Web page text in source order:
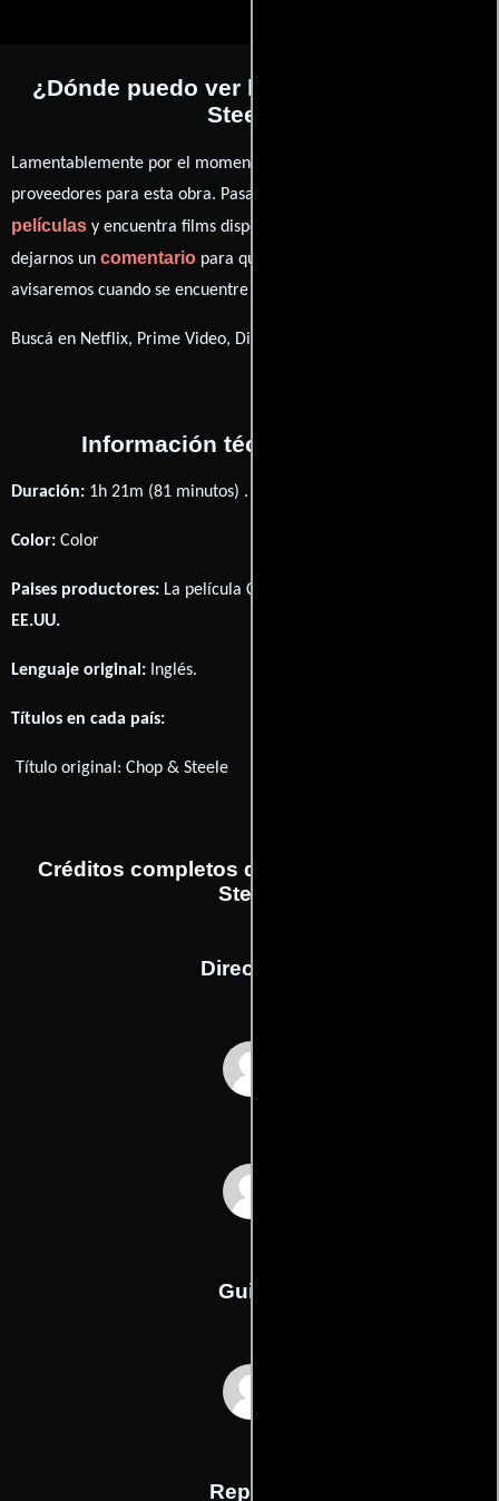
¿Dónde puedo ver la películas Chop &
Steele?
Lamentablemente por el momento no contamos con enlaces a
proveedores para esta obra. Pasa por nuestro catálogo de
películas y encuentra films disponibles. También puedes
dejarnos un comentario para que le demos prioridad y te
avisaremos cuando se encuentre disponible
Buscá en Netflix, Prime Video, Disney+
Información técnica y general
Duración: 1h 21m (81 minutos) .
Color: Color
Paises productores: La película Chop & Steele fué producida en
EE.UU.
Lenguaje original: Inglés.
Títulos en cada país:
Título original:Chop & Steele
Créditos completos de la película Chop &
Steele
Dirección
Guión
Reparto